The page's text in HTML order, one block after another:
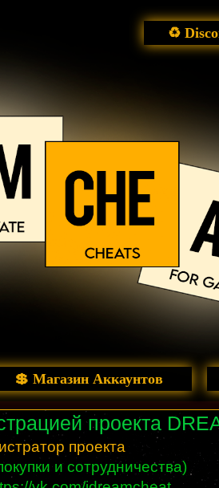
💲 Магазин Аккаунтов
♻
проекта
проекта
и сотрудничества)